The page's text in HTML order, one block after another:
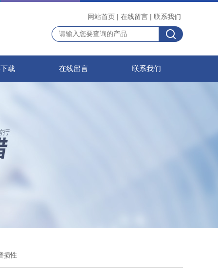
网站首页 | 在线留言 | 联系我们
载 在线留言 联系我们
损性